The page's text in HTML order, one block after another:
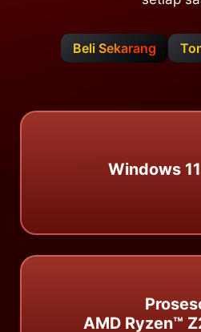
Beli Sekarang
Windows
AMD Ryzen™